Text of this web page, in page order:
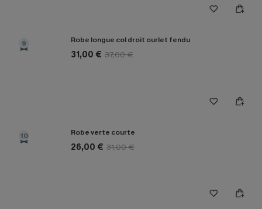
9 Robe longue col droit ourlet fendu
31,00 € 37,00 €
10 Robe verte courte
26,00 € 31,00 €